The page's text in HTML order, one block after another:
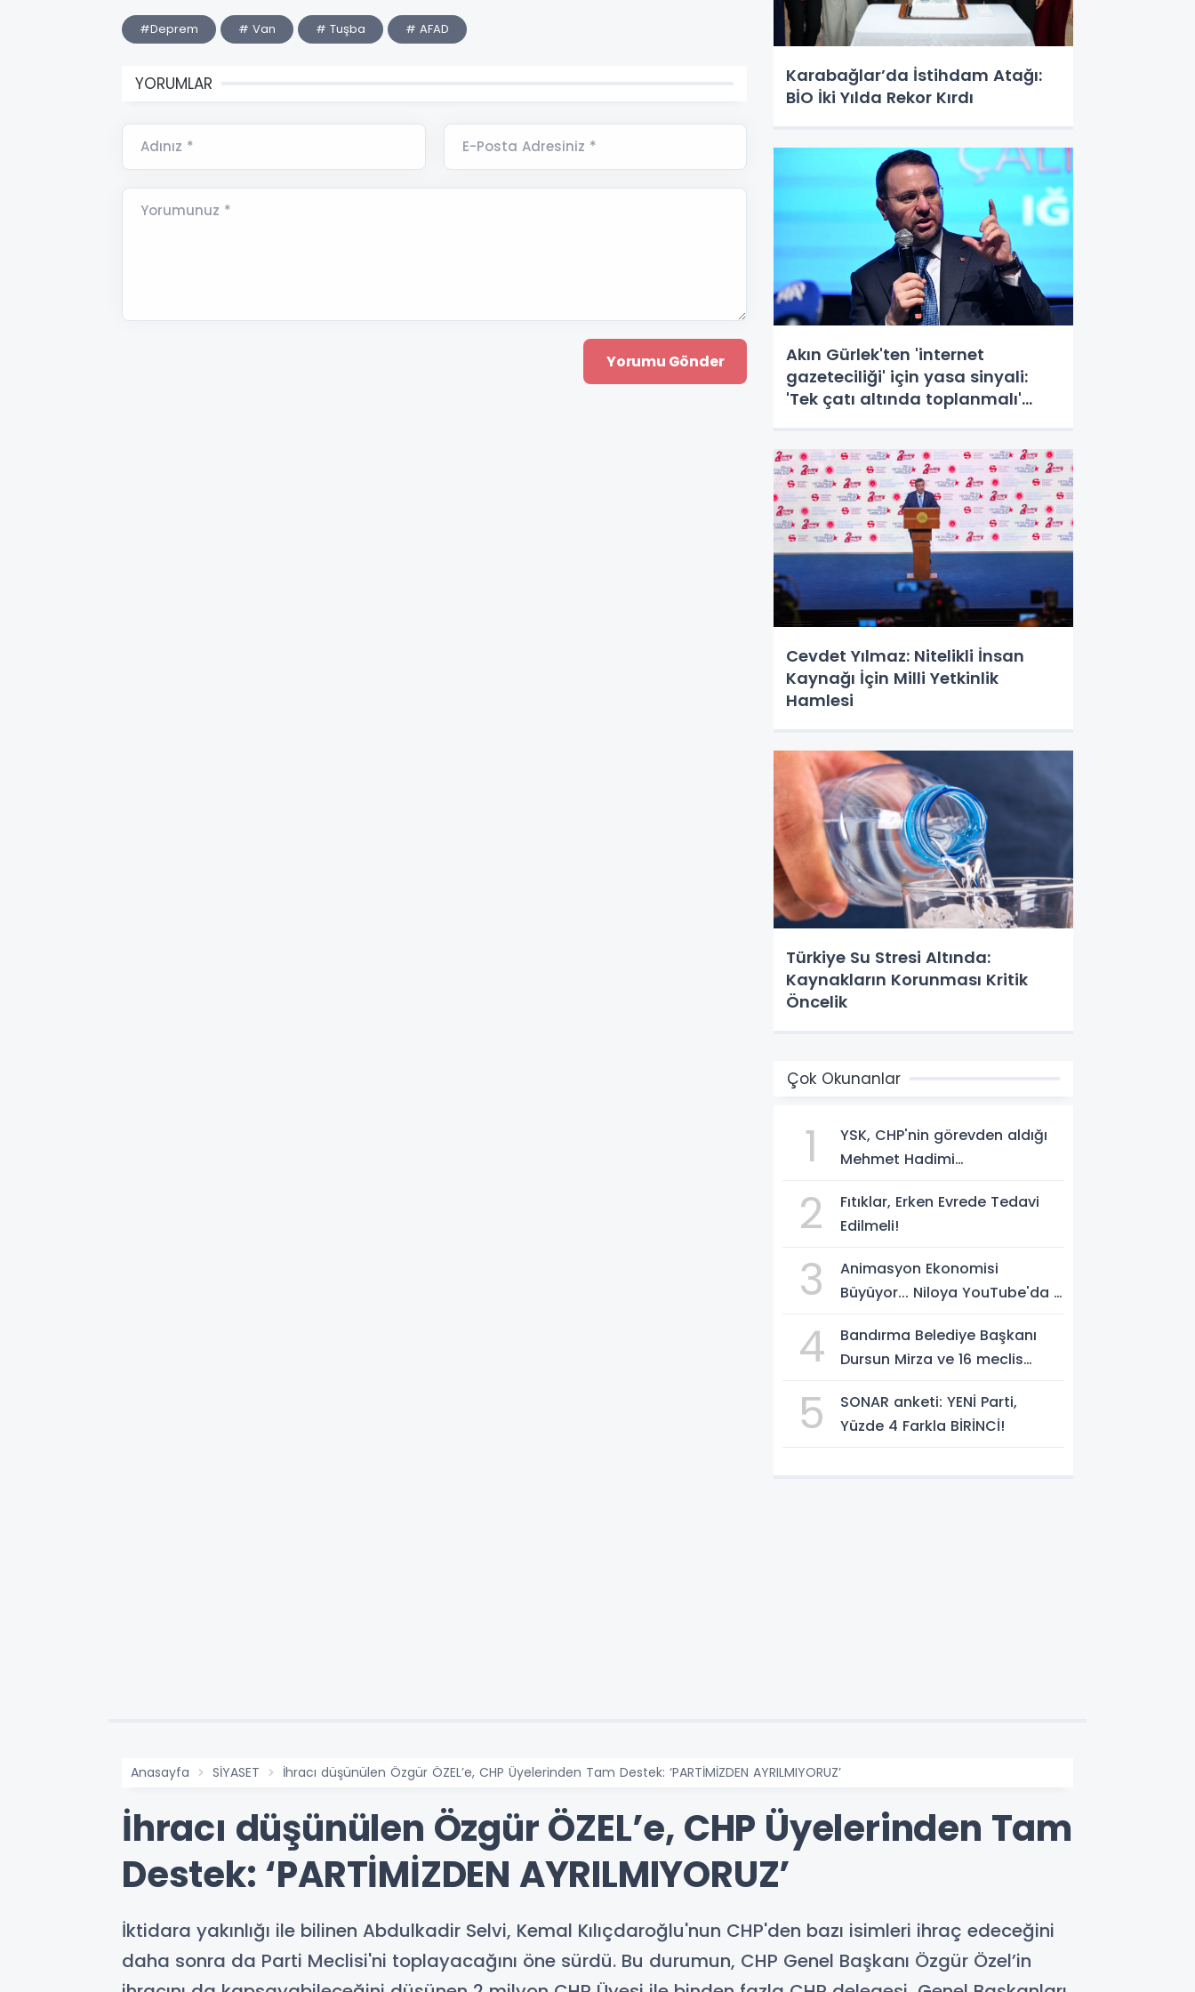
#Deprem # Van # Tuşba # AFAD
YORUMLAR
Adınız * E-Posta Adresiniz *
Yorumunuz *
Karabağlar’da İstihdam Atağı:
BİO İki Yılda Rekor Kırdı
Akın Gürlek'ten 'internet
gazeteciliği' için yasa sinyali:
'Tek çatı altında toplanmalı'
Cevdet Yılmaz: Nitelikli İnsan
Kaynağı İçin Milli Yetkinlik
Hamlesi
Türkiye Su Stresi Altında:
Kaynakların Korunması Kritik
Öncelik
Çok Okunanlar
1
YSK, CHP'nin görevden aldığı
Mehmet Hadimi
temsilcisi olarak atadı!
2
Fıtıklar, Erken Evrede Tedavi
Edilmeli!
3
Animasyon Ekonomisi
Büyüyor... Niloya YouTube'da 7
4
Bandırma Belediye Başkanı
Dursun Mirza ve 16 meclis
geçti!
5
SONAR anketi: YENİ Parti,
Yüzde 4 Farkla BİRİNCİ!
Anasayfa SİYASET İhracı düşünülen Özgür ÖZEL’e, CHP Üyelerinden Tam Destek: ‘PARTİMİZDEN AYRILMIYORUZ’
İhracı düşünülen Özgür ÖZEL’e, CHP Üyelerinden Tam
Destek: ‘PARTİMİZDEN AYRILMIYORUZ’
İktidara yakınlığı ile bilinen Abdulkadir Selvi, Kemal Kılıçdaroğlu'nun CHP'den bazı isimleri ihraç edeceğini
daha sonra da Parti Meclisi'ni toplayacağını öne sürdü. Bu durumun, CHP Genel Başkanı Özgür Özel’in